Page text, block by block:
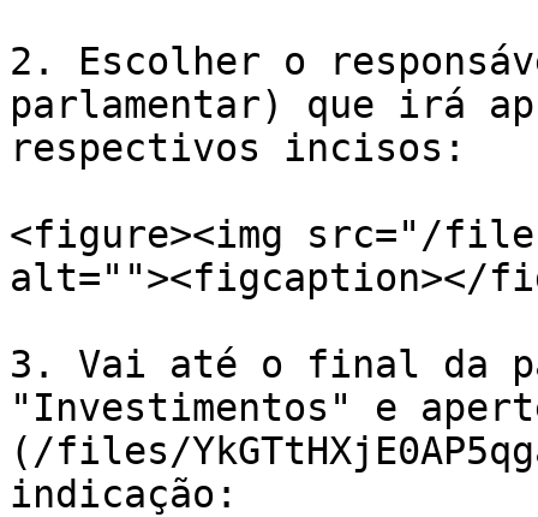
2. Escolher o
parlamentar) que irá
respectivos incisos:
<figure><img src="/files/
alt=""><figcaption></
3. Vai até o final da
"Investimentos" e
(/files/
indicação: